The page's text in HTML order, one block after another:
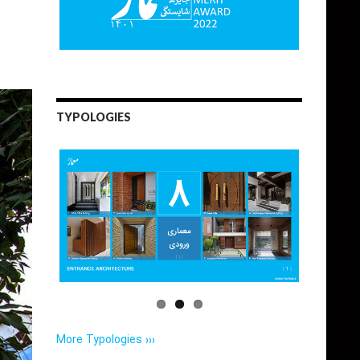
TYPOLOGIES
More Typologies ›››